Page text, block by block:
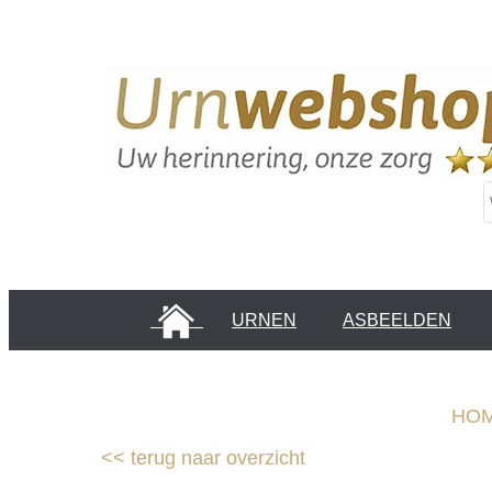
HOME URNEN ASBEELDEN
<< terug naar overzicht